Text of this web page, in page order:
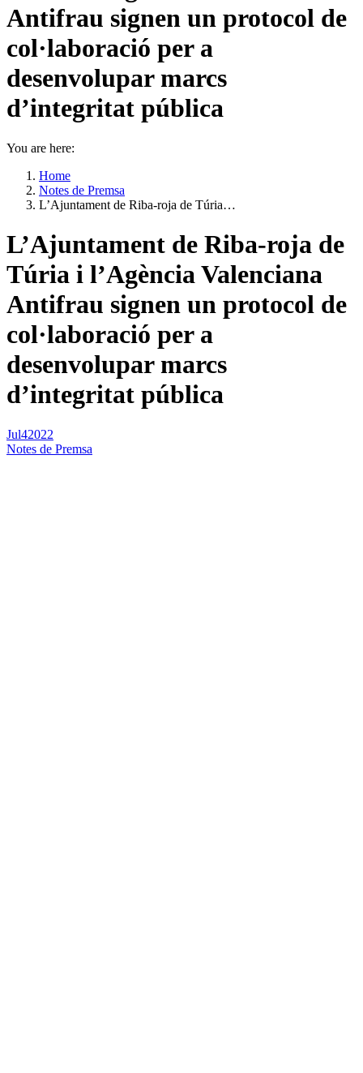
Antifrau signen un protocol de
col·laboració per a
desenvolupar marcs
d’integritat pública
You are here:
Home
Notes de Premsa
L’Ajuntament de Riba-roja de Túria…
L’Ajuntament de Riba-roja de
Túria i l’Agència Valenciana
Antifrau signen un protocol de
col·laboració per a
desenvolupar marcs
d’integritat pública
Jul42022
Notes de Premsa